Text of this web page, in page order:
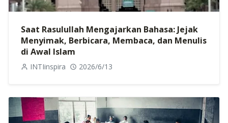
Saat Rasulullah Mengajarkan Bahasa: Jejak
Menyimak, Berbicara, Membaca, dan Menulis
di Awal Islam
INTIinspira 2026/6/13